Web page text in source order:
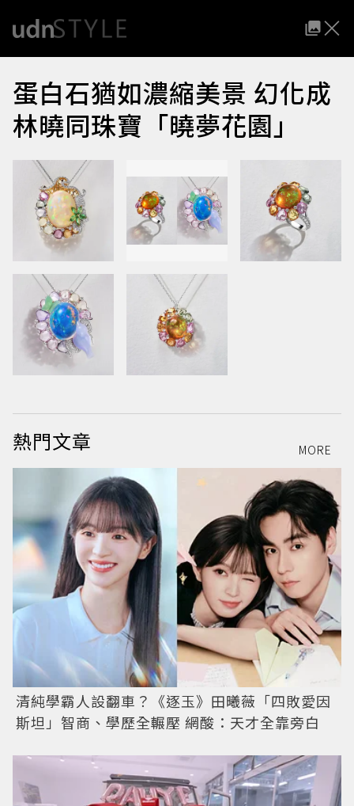
蛋白石猶如濃縮美景 幻化成
林曉同珠寶「曉夢花園」
熱門文章 MORE
清純學霸人設翻車？《逐玉》田曦薇「四敗愛因
斯坦」智商、學歷全輾壓 網酸：天才全靠旁白